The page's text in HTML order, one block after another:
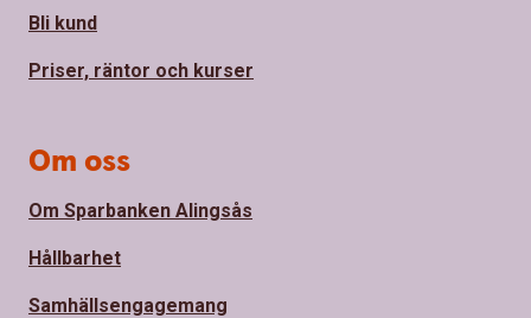
Bli kund
Priser, räntor och kurser
Om oss
Om Sparbanken Alingsås
Hållbarhet
Samhällsengagemang